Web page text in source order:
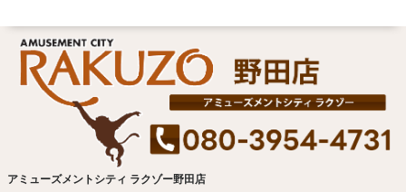
アミューズメントシティ ラクゾー野田店